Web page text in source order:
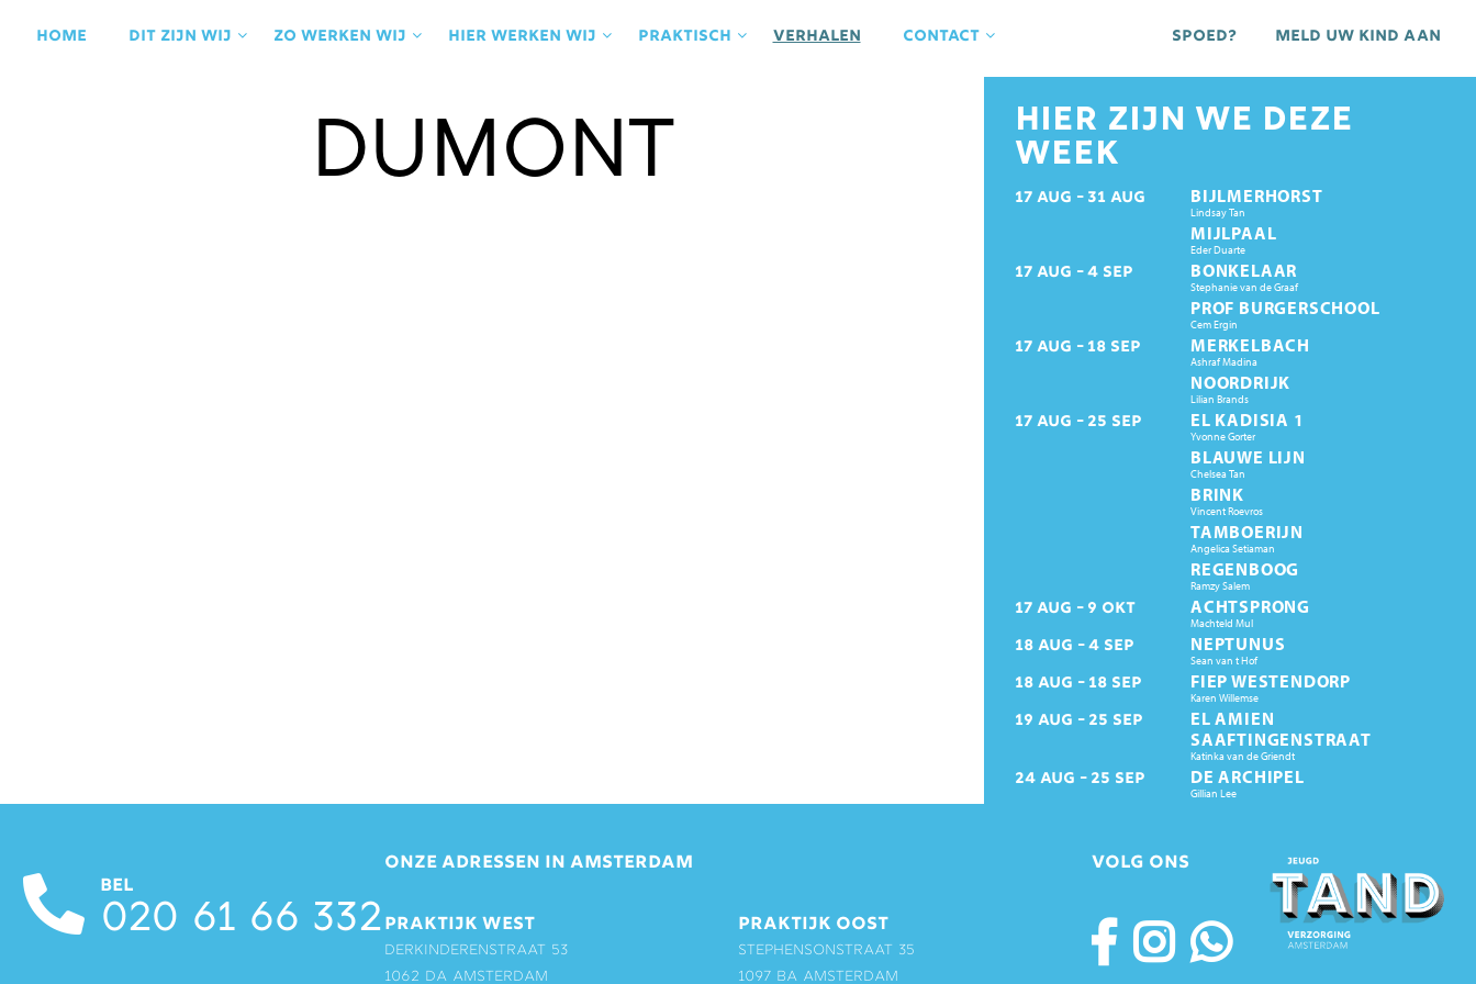
Home Dit zijn wij Zo werken wij Hier werken wij praktisch Verhalen contact Meld uw kind aan
Spoed?
Dumont HIER ZIJN WE DEZE
WEEK
17 AUG 31 AUG BIJLMERHORST
Lindsay Tan
MIJLPAAL
Eder Duarte
17 AUG 4 SEP BONKELAAR
Stephanie van de Graaf
PROF BURGERSCHOOL
Cem Ergin
17 AUG 18 SEP MERKELBACH
Ashraf Madina
NOORDRIJK
Lilian Brands
17 AUG 25 SEP EL KADISIA 1
Yvonne Gorter
BLAUWE LIJN
Chelsea Tan
BRINK
Vincent Roevros
TAMBOERIJN
Angelica Setiaman
REGENBOOG
Ramzy Salem
17 AUG 9 OKT ACHTSPRONG
Machteld Mul
18 AUG 4 SEP NEPTUNUS
Sean van t Hof
18 AUG 18 SEP FIEP WESTENDORP
Karen Willemse
19 AUG 25 SEP
EL AMIEN
SAAFTINGENSTRAAT
Katinka van de Griendt
24 AUG 25 SEP DE ARCHIPEL
Gillian Lee
BEL
020 61 66 332
ONZE ADRESSEN IN AMSTERDAM
PRAKTIJK WEST
Derkinderenstraat 53
1062 DA Amsterdam
PRAKTIJK OOST
Stephensonstraat 35
1097 BA Amsterdam
VOLG ONS